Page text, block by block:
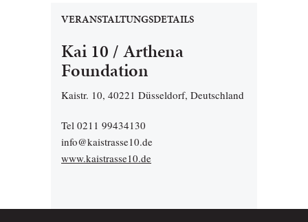
VERANSTALTUNGSDETAILS
Kai 10 / Arthena
Foundation
Kaistr. 10, 40221 Düsseldorf, Deutschland
Tel 0211 99434130
info@kaistrasse10.de
www.kaistrasse10.de